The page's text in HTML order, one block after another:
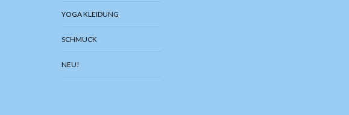
YOGA KLEIDUNG
SCHMUCK
NEU!